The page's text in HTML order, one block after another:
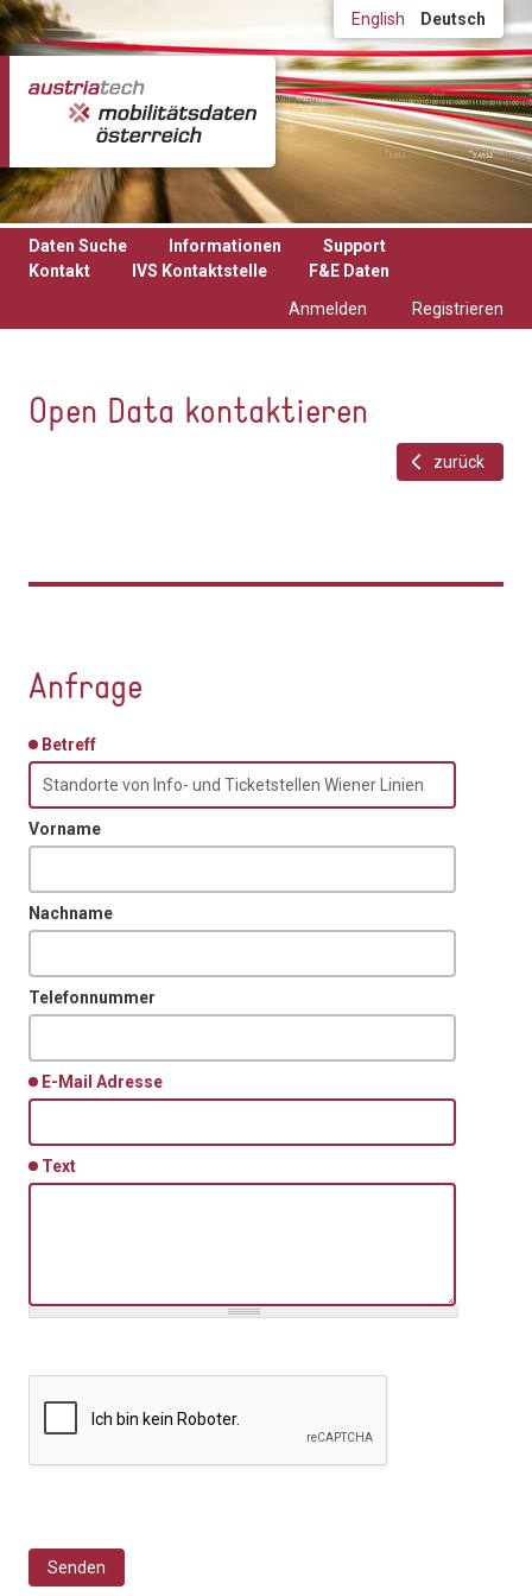
Direkt zum Inhalt English Deutsch
Daten Suche Informationen
Support
Kontakt
IVS Kontaktstelle
F&E Daten
Anmelden
Registrieren
Open Data kontaktieren
zurück
Anfrage
Betreff
Vorname
Nachname
Telefonnummer
E-Mail Adresse
Text